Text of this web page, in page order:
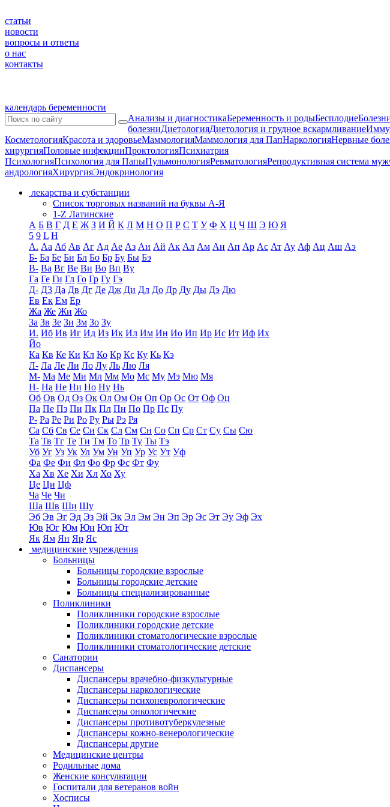
статьи
новости
вопросы и ответы
о нас
контакты
календарь беременности
Анализы и диагностикаБеременность и родыБесплодие
болезниДиетологияДиетология и грудное вскармливание
КосметологияКрасота и здоровьеМаммологияМаммология для ПапНаркологияНервные
хирургияПоловые инфекцииПроктологияПсихиатрия
ПсихологияПсихология для ПапыПульмонологияРевматологияРепродуктивная система
андрологияХирургияЭндокринология
лекарства и субстанции
Список торговых названий на буквы А-Я
1-Z Латинские
А Б В Г Д Е Ж З И Й К Л М Н О П Р С Т У Ф Х Ц Ч Ш Э Ю Я
5 9 L H
А. Аа Аб Ав Аг Ад Ае Аз Аи Ай Ак Ал Ам Ан Ап Ар Ас Ат Ау Аф Ац Аш Аэ
Б- Ба Бе Би Бл Бо Бр Бу Бы Бэ
В- Ва Вг Ве Ви Во Вп Ву
Га Ге Ги Гл Го Гр Гу Гэ
Д- Д3 Да Дв Дг Де Дж Ди Дл До Др Ду Ды Дэ Дю
Ев Ек Ем Ер
Жа Же Жи Жо
За Зв Зе Зи Зм Зо Зу
И. Иб Ив Иг Ид Из Ик Ил Им Ин Ио Ип Ир Ис Ит Иф Их
Йо
Ка Кв Ке Ки Кл Ко Кр Кс Ку Кь Кэ
Л- Ла Ле Ли Ло Лу Ль Лю Ля
М- Ма Ме Ми Мл Мм Мо Мс Му Мэ Мю Мя
Н- На Не Ни Но Ну Нь
Об Ов Од Оз Ок Ол Ом Он Оп Ор Ос От Оф Оц
Па Пе Пз Пи Пк Пл Пн По Пр Пс Пу
Р- Ра Ре Ри Ро Ру Ры Рэ Ря
Са Сб Св Се Си Ск Сл См Сн Со Сп Ср Ст Су Сы Сю
Та Тв Тг Те Ти Тм То Тр Ту Ты Тэ
Уб Уг Уз Ук Ул Ум Ун Уп Ур Ус Ут Уф
Фа Фе Фи Фл Фо Фр Фс Фт Фу
Ха Хв Хе Хи Хл Хо Ху
Це Ци Цф
Ча Че Чи
Ша Шв Ши Шу
Эб Эв Эг Эд Эз Эй Эк Эл Эм Эн Эп Эр Эс Эт Эу Эф Эх
Юв Юг Юм Юн Юп Ют
Як Ям Ян Яр Яс
медицинские учреждения
Больницы
Больницы городские взрослые
Больницы городские детские
Больницы специализированные
Поликлиники
Поликлиники городские взрослые
Поликлиники городские детские
Поликлиники стоматологические взрослые
Поликлиники стоматологические детские
Санатории
Диспансеры
Диспансеры врачебно-физкультурные
Диспансеры наркологические
Диспансеры психоневрологические
Диспансеры онкологические
Диспансеры противотуберкулезные
Диспансеры кожно-венерологические
Диспансеры другие
Медицинские центры
Родильные дома
Женские консультации
Госпитали для ветеранов войн
Хосписы